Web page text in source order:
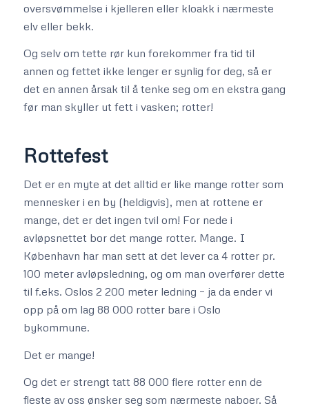
oversvømmelse i kjelleren eller kloakk i nærmeste
elv eller bekk.
Og selv om tette rør kun forekommer fra tid til
annen og fettet ikke lenger er synlig for deg, så er
det en annen årsak til å tenke seg om en ekstra gang
før man skyller ut fett i vasken; rotter!
Rottefest
Det er en myte at det alltid er like mange rotter som
mennesker i en by (heldigvis), men at rottene er
mange, det er det ingen tvil om! For nede i
avløpsnettet bor det mange rotter. Mange. I
København har man sett at det lever ca 4 rotter pr.
100 meter avløpsledning, og om man overfører dette
til f.eks. Oslos 2 200 meter ledning – ja da ender vi
opp på om lag 88 000 rotter bare i Oslo
bykommune.
Det er mange!
Og det er strengt tatt 88 000 flere rotter enn de
fleste av oss ønsker seg som nærmeste naboer. Så